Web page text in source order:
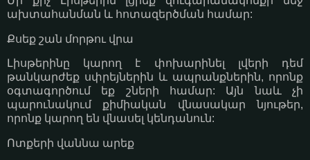
ախտահանման և հոտազերծման համար:
Քսեք շան մորթու վրա
Լիսթերինը կարող է փոխարինել լվերի դեմ
թանկարժեք սփրեյներին և ապրանքներին, որոնք
օգտագործում եք շների համար: Այն նաև չի
պարունակում քիմիական վնասակար նյութեր,
որոնք կարող են վնասել կենդանուն:
Ոտքերի վաննա արեք